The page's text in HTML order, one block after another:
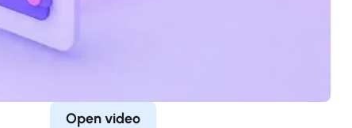
Open video